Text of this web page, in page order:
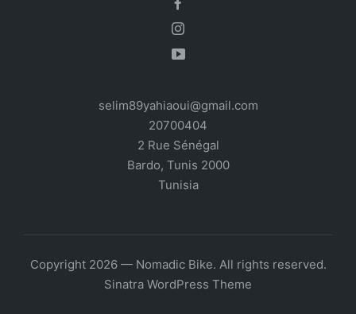
selim89yahiaoui@gmail.com
20700404
2 Rue Sénégal
Bardo, Tunis 2000
Tunisia
Copyright 2026 — Nomadic Bike. All rights reserved.
Sinatra WordPress Theme